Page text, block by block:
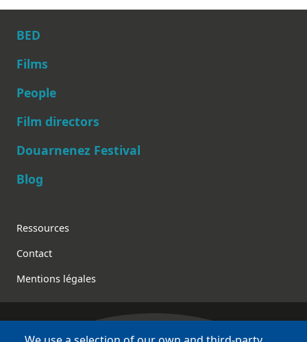
Main navigation
BED
Films
People
Film directors
Douarnenez Festival
Blog
Footer
Ressources
Contact
Mentions légales